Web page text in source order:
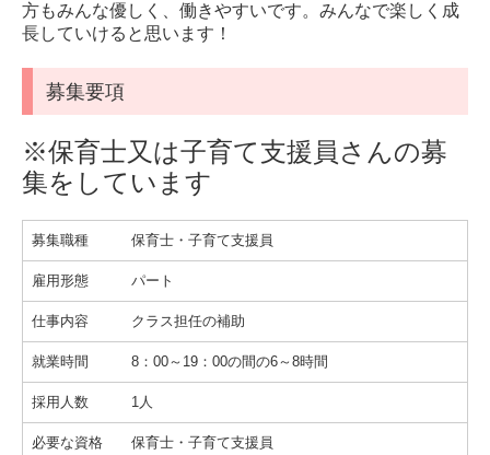
方もみんな優しく、働きやすいです。みんなで楽しく成
長していけると思います！
募集要項
※保育士又は子育て支援員さんの募
集をしています
募集職種 保育士・子育て支援員
雇用形態 パート
仕事内容 クラス担任の補助
就業時間 8：00～19：00の間の6～8時間
採用人数 1人
必要な資格 保育士・子育て支援員